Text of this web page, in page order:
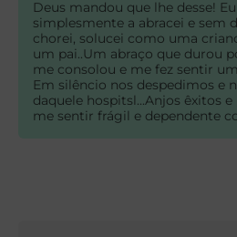
Deus mandou que lhe desse!
simplesmente a abracei e sem
chorei, solucei como uma
um pai..Um abraço que durou
me consolou e me fez sentir
Em silêncio nos despedimos e
daquele hospitsl...Anjos êxitos
me sentir frágil e dependente